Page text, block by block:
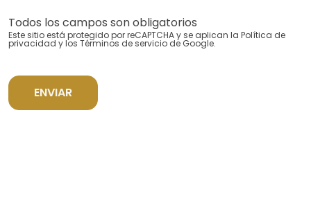
Todos los campos son obligatorios
Este sitio está protegido por reCAPTCHA y se aplican la Política de
privacidad y los Términos de servicio de Google.
ENVIAR